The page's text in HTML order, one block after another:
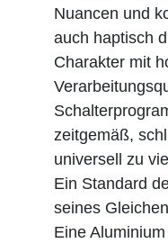
Nuancen und
auch haptisch
Charakter mit
zeitgemäß,
universell zu
Ein Standard
seines
Eine